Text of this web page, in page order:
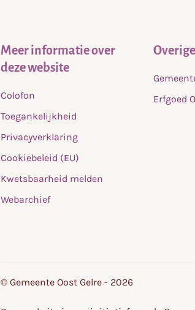
Meer informatie over
deze website
Colofon
Toegankelijkheid
Privacyverklaring
Cookiebeleid (EU)
Kwetsbaarheid melden
Webarchief
Erfgoed
© Gemeente Oost Gelre - 2026